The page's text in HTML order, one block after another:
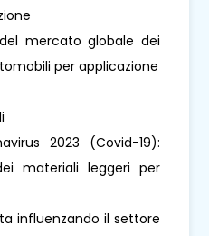
mercato globale dei
per applicazione
2023 (Covid-19):
materiali leggeri per
influenzando il settore